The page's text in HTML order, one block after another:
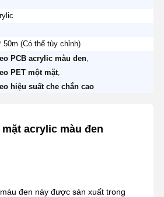
50m (Có thể tùy chỉnh)
PCB acrylic màu đen
PET một mặt
hiệu suất che chắn cao
acrylic màu đen
đen này được sản xuất trong